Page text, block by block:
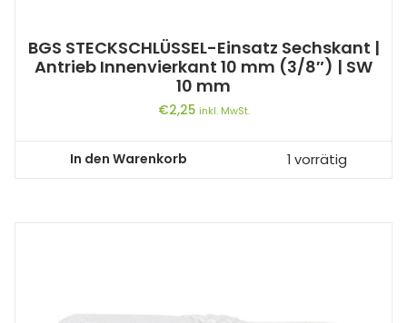
BGS STECKSCHLÜSSEL-Einsatz Sechskant |
Antrieb Innenvierkant 10 mm (3/8″) | SW
10 mm
€2,25 inkl. MwSt.
In den Warenkorb 1 vorrätig